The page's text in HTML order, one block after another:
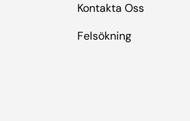
Kontakta Oss
Felsökning